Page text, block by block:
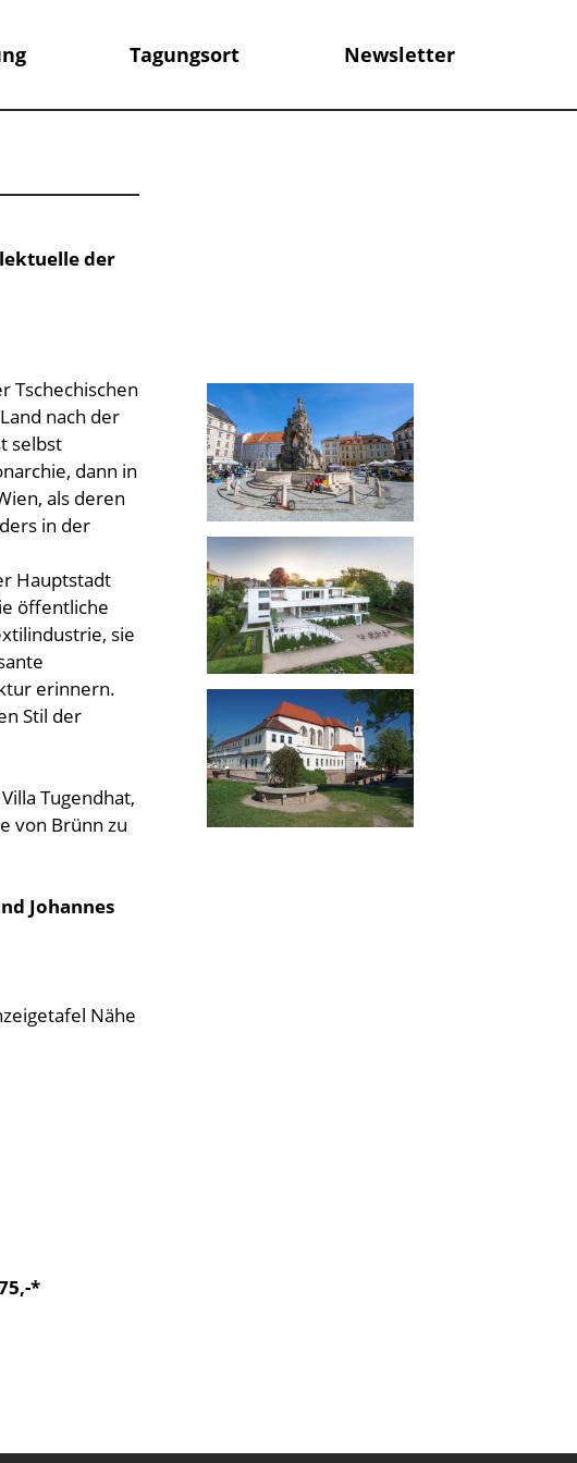
Tagungsort Newsletter
der
Tschechischen
nach der
selbst
dann in
als deren
in der
Hauptstadt
öffentliche
sie
erinnern.
Stil der
Tugendhat,
von Brünn zu
Johannes
Nähe
*